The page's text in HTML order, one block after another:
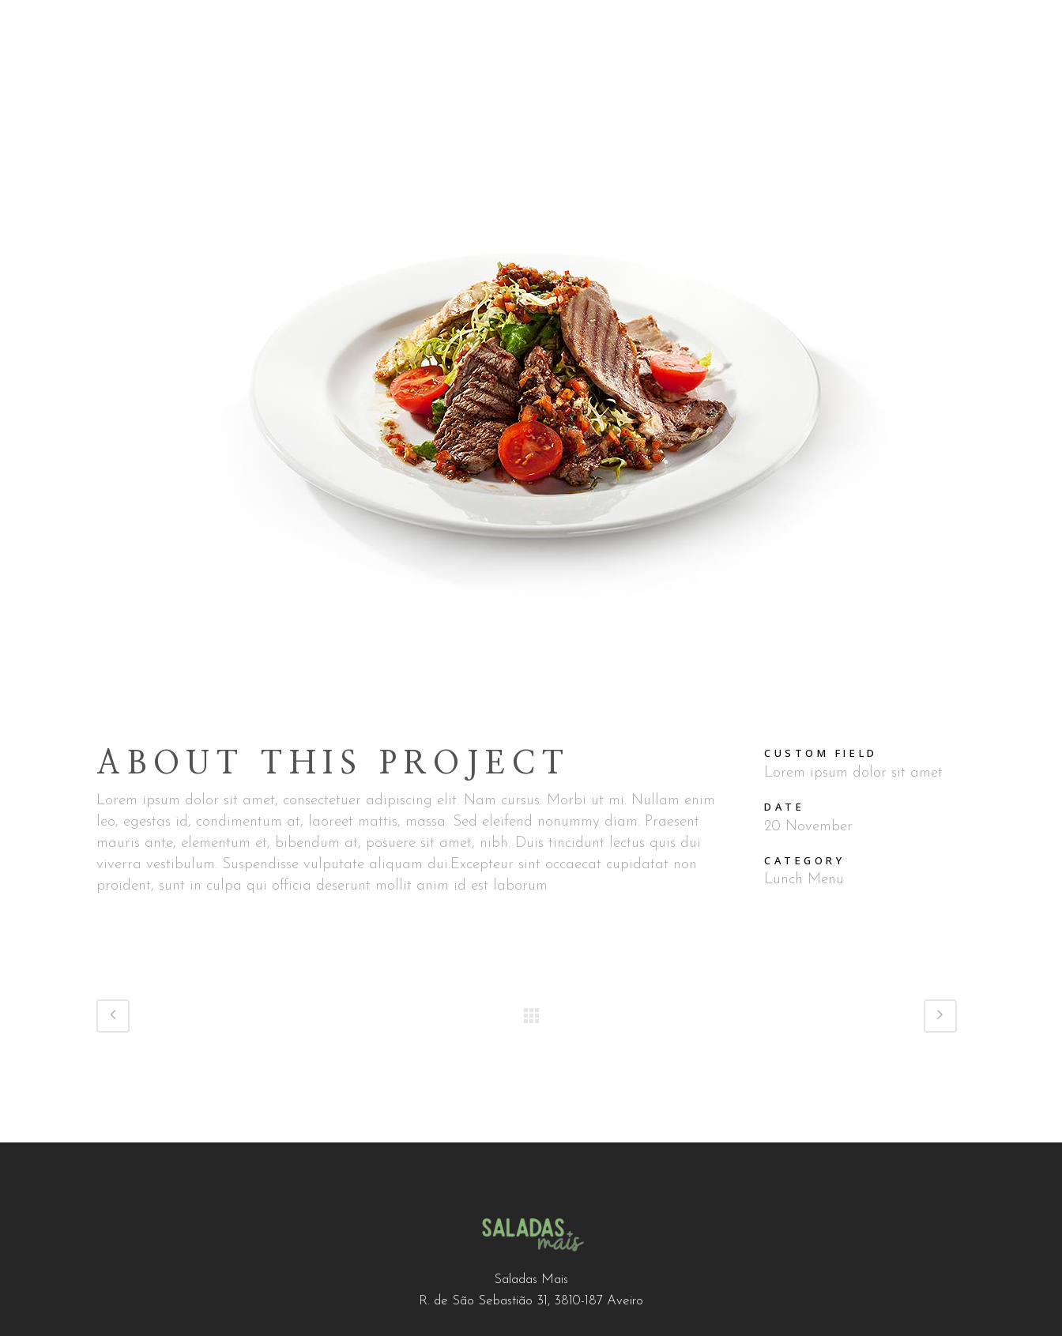
ABOUT THIS PROJECT
Lorem ipsum dolor sit amet, consectetuer adipiscing elit. Nam cursus. Morbi ut mi. Nullam enim
leo, egestas id, condimentum at, laoreet mattis, massa. Sed eleifend nonummy diam. Praesent
mauris ante, elementum et, bibendum at, posuere sit amet, nibh. Duis tincidunt lectus quis dui
viverra vestibulum. Suspendisse vulputate aliquam dui.Excepteur sint occaecat cupidatat non
proident, sunt in culpa qui officia deserunt mollit anim id est laborum
CUSTOM FIELD
Lorem ipsum dolor sit amet
DATE
20 November
CATEGORY
Lunch Menu
Saladas Mais
R. de São Sebastião 31, 3810-187 Aveiro